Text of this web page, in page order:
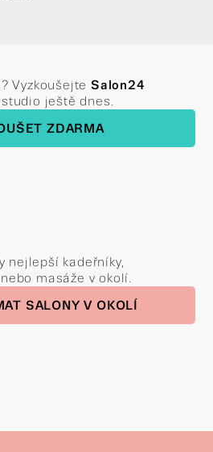
Vyzkoušejte Salon24
ještě dnes.
ZDARMA
nejlepší kadeřníky,
masáže v okolí.
SALONY V OKOLÍ